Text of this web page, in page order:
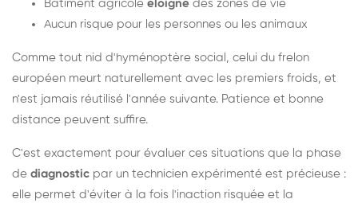
Bâtiment agricole éloigné des zones de vie
Aucun risque pour les personnes ou les animaux
Comme tout nid d'hyménoptère social, celui du frelon
européen meurt naturellement avec les premiers froids, et
n'est jamais réutilisé l'année suivante. Patience et bonne
distance peuvent suffire.
C'est exactement pour évaluer ces situations que la phase
de diagnostic par un technicien expérimenté est précieuse :
elle permet d'éviter à la fois l'inaction risquée et la